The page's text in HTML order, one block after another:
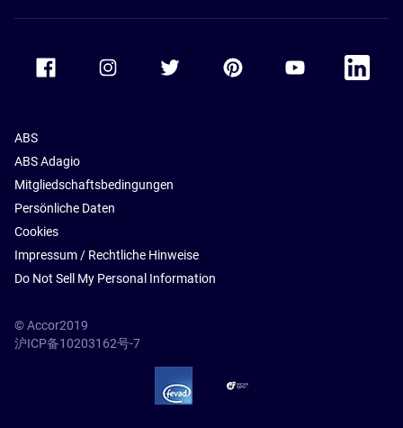
Accor Youtube
Accor
ABS
ABS Adagio
Mitgliedschaftsbedingungen
Persönliche Daten
Cookies
Impressum / Rechtliche Hinweise
Do Not Sell My Personal Information
© Accor2019
沪ICP备10203162号-7